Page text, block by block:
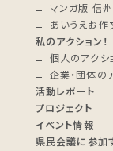
マンガ版 信
あいうえお
私のアクション！
個人のアクシ
企業・団体の
活動レポート
プロジェクト
イベント情報
県民会議に参加